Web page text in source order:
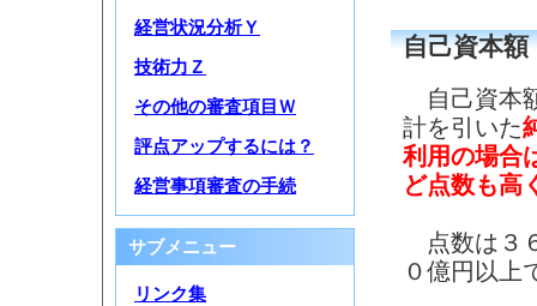
自己資本額
自己資本
計を引いた
利用の場合
ど点数も高
点数は３
０億円以上
経営状況分析Ｙ
技術力Ｚ
その他の審査項目Ｗ
評点アップするには？
経営事項審査の手続
サブメニュー
リンク集